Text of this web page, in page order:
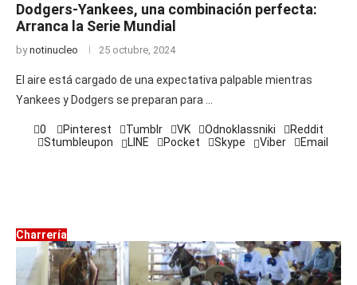
Dodgers-Yankees, una combinación perfecta:
Arranca la Serie Mundial
bynotinucleo 25 octubre, 2024
El aire está cargado de una expectativa palpable mientras
Yankees y Dodgers se preparan para …
0 Pinterest Tumblr VK Odnoklassniki
Reddit
Stumbleupon
LINE Pocket Skype Viber Email
Charrería